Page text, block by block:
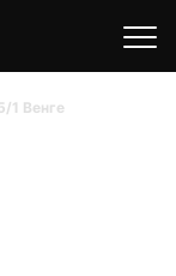
1 Венге